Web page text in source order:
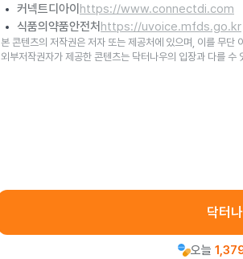
커넥트디아이 https://www.connectdi.com
식품의약품안전처 https://uvoice.mfds.go.kr
본 콘텐츠의 저작권은 저자 또는 제공처에 있으며, 이를 무단
외부저작권자가 제공한 콘텐츠는 닥터나우의 입장과 다를 수
닥터
오늘